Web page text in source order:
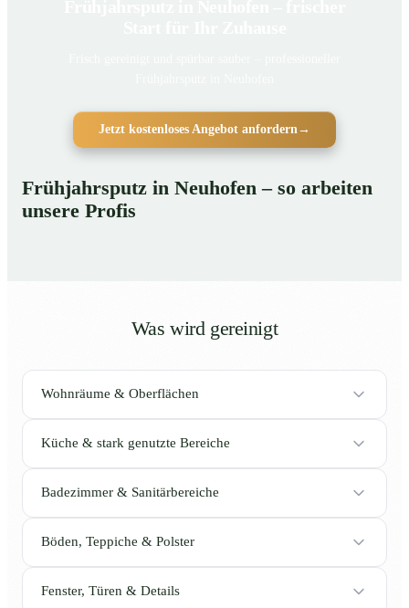
Jetzt kostenloses Angebot anfordern →
Frühjahrsputz in Neuhofen – so arbeiten
unsere Profis
Was wird gereinigt
Wohnräume & Oberflächen
Küche & stark genutzte Bereiche
Badezimmer & Sanitärbereiche
Böden, Teppiche & Polster
Fenster, Türen & Details